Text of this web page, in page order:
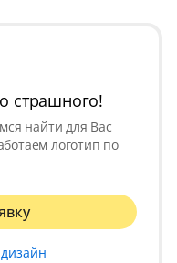
страшного!
найти для Вас
логотип по